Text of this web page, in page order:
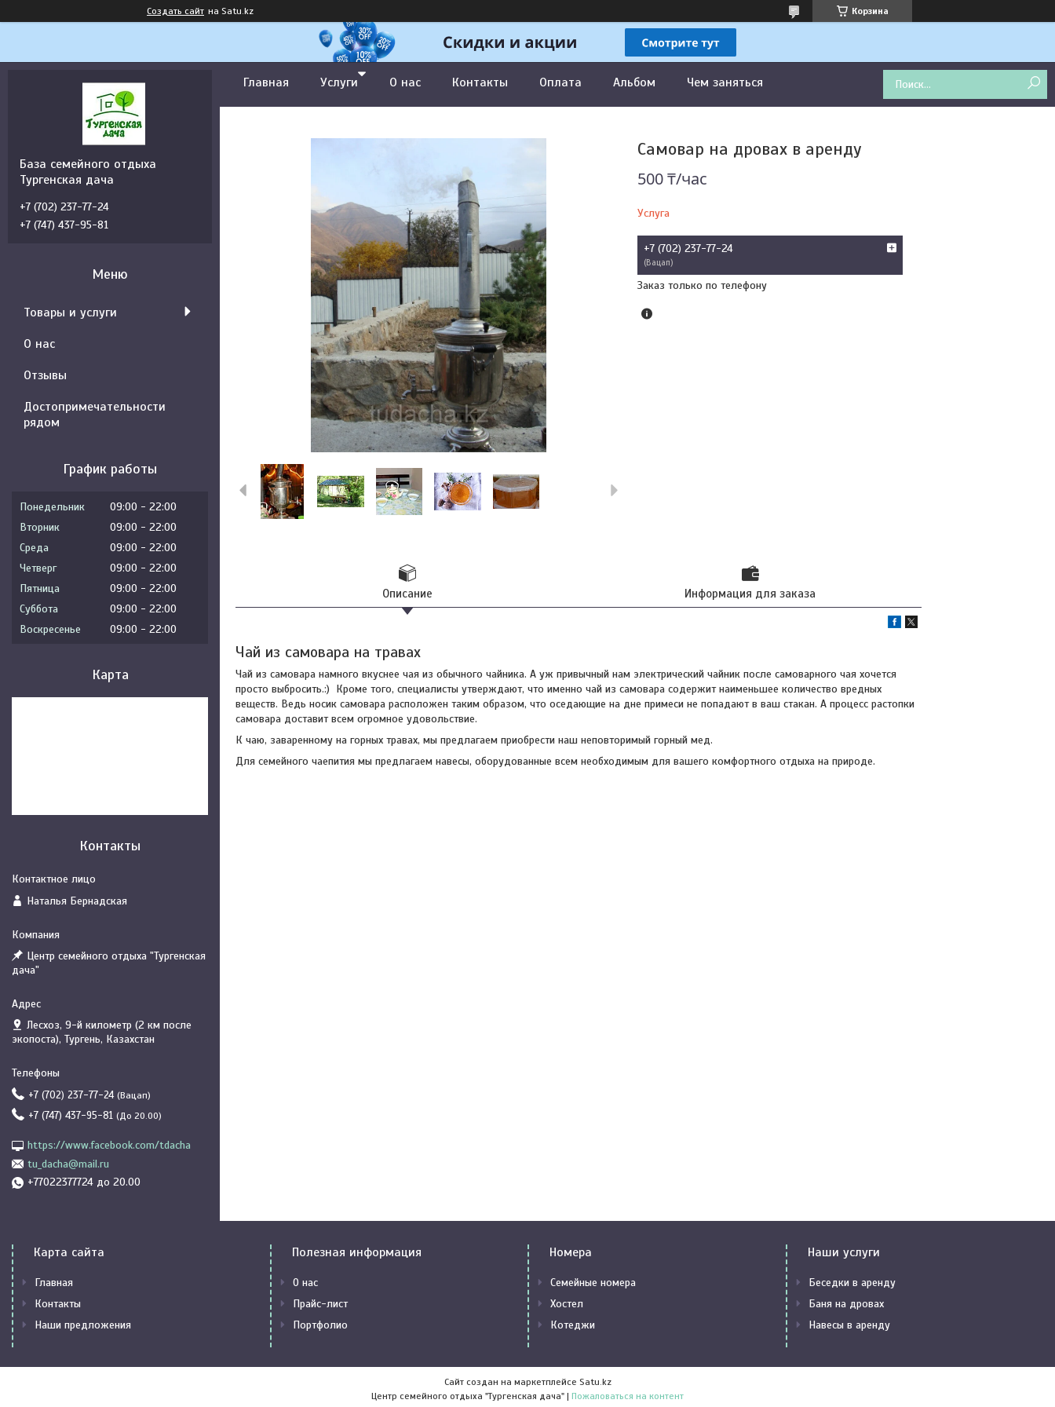
Создать сайт на Satu.kz Корзина
Главная Услуги О нас Контакты Оплата Альбом Чем заняться
Самовар на дровах в аренду
500 ₸/час
Услуга
+7 (702) 237-77-24
Вацап
Заказ только по телефону
Описание Информация для заказа
Чай из самовара на травах
Чай из самовара намного вкуснее чая из обычного чайника. А уж привычный нам электрический чайник после самоварного чая хочется
просто выбросить.:) Кроме того, специалисты утверждают, что именно чай из самовара содержит наименьшее количество вредных
веществ. Ведь носик самовара расположен таким образом, что оседающие на дне примеси не попадают в ваш стакан. А процесс растопки
самовара доставит всем огромное удовольствие.
К чаю, заваренному на горных травах, мы предлагаем приобрести наш неповторимый горный мед.
Для семейного чаепития мы предлагаем навесы, оборудованные всем необходимым для вашего комфортного отдыха на природе.
База семейного отдыха
Тургенская дача
+7 (702) 237-77-24
+7 (747) 437-95-81
Товары и услуги
О нас
Отзывы
Достопримечательности
рядом
График работы
Понедельник 09:00
22:00
Вторник
09:00
22:00
Среда
09:00
22:00
Четверг
09:00
22:00
Пятница
09:00
22:00
Суббота
09:00
22:00
Воскресенье
09:00 22:00
Карта
Контакты
Наталья Бернадская
Центр семейного отдыха "Тургенская
дача"
Лесхоз, 9-й километр (2 км после
экопоста), Тургень, Казахстан
+7 (702) 237-77-24 Вацап
+7 (747) 437-95-81 До 20.00
https://www.facebook.com/tdacha
tu_dacha@mail.ru
+77022377724 до 20.00
Карта сайта
Главная
Контакты
Наши предложения
Полезная информация
О нас
Прайс-лист
Портфолио
Номера
Семейные номера
Хостел
Котеджи
Наши услуги
Беседки в аренду
Баня на дровах
Навесы в аренду
Сайт создан на маркетплейсе Satu.kz
Центр семейного отдыха "Тургенская дача" | Пожаловаться на контент